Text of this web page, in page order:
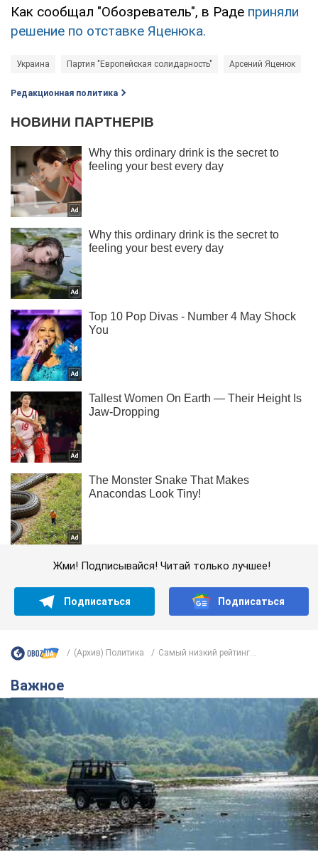
Как сообщал "Обозреватель", в Раде приняли
решение по отставке Яценюка.
Украина Партия "Европейская солидарность" Арсений Яценюк
Редакционная политика
Жми! Подписывайся! Читай только лучшее!
Подписаться Подписаться
(Архив) Политика Самый низкий рейтинг...
Важное